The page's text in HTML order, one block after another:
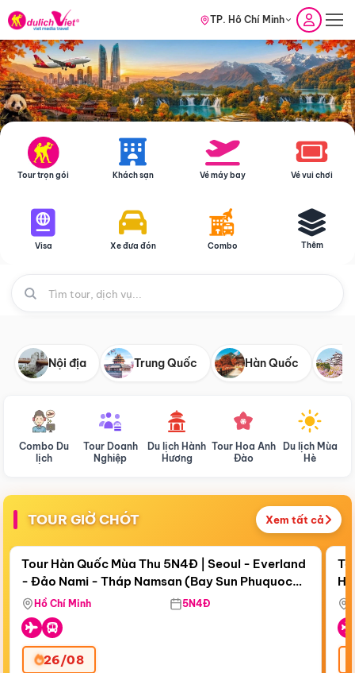
TP. Hồ Chí Minh
Tour trọn gói Khách sạn Vé máy bay Vé vui chơi
Visa Xe đưa đón Combo Thêm
Nội địa Trung Quốc Hàn Quốc
Combo Du
lịch
Tour Doanh
Nghiệp
Du lịch Hành
Hương
Tour Hoa Anh
Đào
Du lịch Mùa
Hè
TOUR GIỜ CHÓT Xem tất cả
Còn18 ngày 18:48:18
Bay Sun Phuquoc Airways
Điểm nổi bật
Tour Hàn Quốc Mùa Thu 5N4Đ | Seoul - Everland
- Đảo Nami - Tháp Namsan (Bay Sun Phuquoc
Airways)
Hồ Chí Minh 5N4Đ
26/08